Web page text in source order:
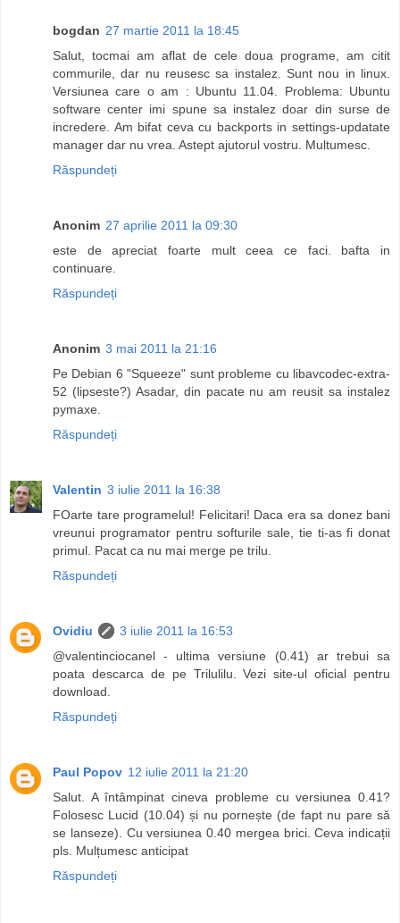
bogdan 27 martie 2011 la 18:45
Salut, tocmai am aflat de cele doua programe, am citit
commurile, dar nu reusesc sa instalez. Sunt nou in linux.
Versiunea care o am : Ubuntu 11.04. Problema: Ubuntu
software center imi spune sa instalez doar din surse de
incredere. Am bifat ceva cu backports in settings-updatate
manager dar nu vrea. Astept ajutorul vostru. Multumesc.
Răspundeți
Anonim 27 aprilie 2011 la 09:30
este de apreciat foarte mult ceea ce faci. bafta in
continuare.
Răspundeți
Anonim 3 mai 2011 la 21:16
Pe Debian 6 "Squeeze" sunt probleme cu libavcodec-extra-
52 (lipseste?) Asadar, din pacate nu am reusit sa instalez
pymaxe.
Răspundeți
Valentin 3 iulie 2011 la 16:38
FOarte tare programelul! Felicitari! Daca era sa donez bani
vreunui programator pentru softurile sale, tie ti-as fi donat
primul. Pacat ca nu mai merge pe trilu.
Răspundeți
Ovidiu
3 iulie 2011 la 16:53
@valentinciocanel - ultima versiune (0.41) ar trebui sa
poata descarca de pe Trilulilu. Vezi site-ul oficial pentru
download.
Răspundeți
Paul Popov 12 iulie 2011 la 21:20
Salut. A întâmpinat cineva probleme cu versiunea 0.41?
Folosesc Lucid (10.04) și nu pornește (de fapt nu pare să
se lanseze). Cu versiunea 0.40 mergea brici. Ceva indicații
pls. Mulțumesc anticipat
Răspundeți